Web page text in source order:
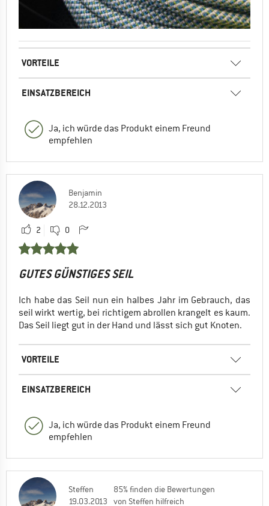
VORTEILE
EINSATZBEREICH
Ja, ich würde das Produkt einem Freund
empfehlen
Benjamin
28.12.2013
2 0
GUTES GÜNSTIGES SEIL
Ich habe das Seil nun ein halbes Jahr im Gebrauch, das
seil wirkt wertig, bei richtigem abrollen krangelt es kaum.
Das Seil liegt gut in der Hand und lässt sich gut Knoten.
VORTEILE
EINSATZBEREICH
Ja, ich würde das Produkt einem Freund
empfehlen
Steffen
19.03.2013
85% finden die Bewertungen
von Steffen hilfreich